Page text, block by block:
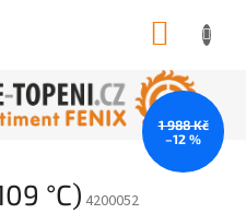
°C) 4200052
1 988 Kč
–12 %